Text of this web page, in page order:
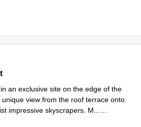
an exclusive site on the edge of the
view from the roof terrace onto
impressive skyscrapers. M